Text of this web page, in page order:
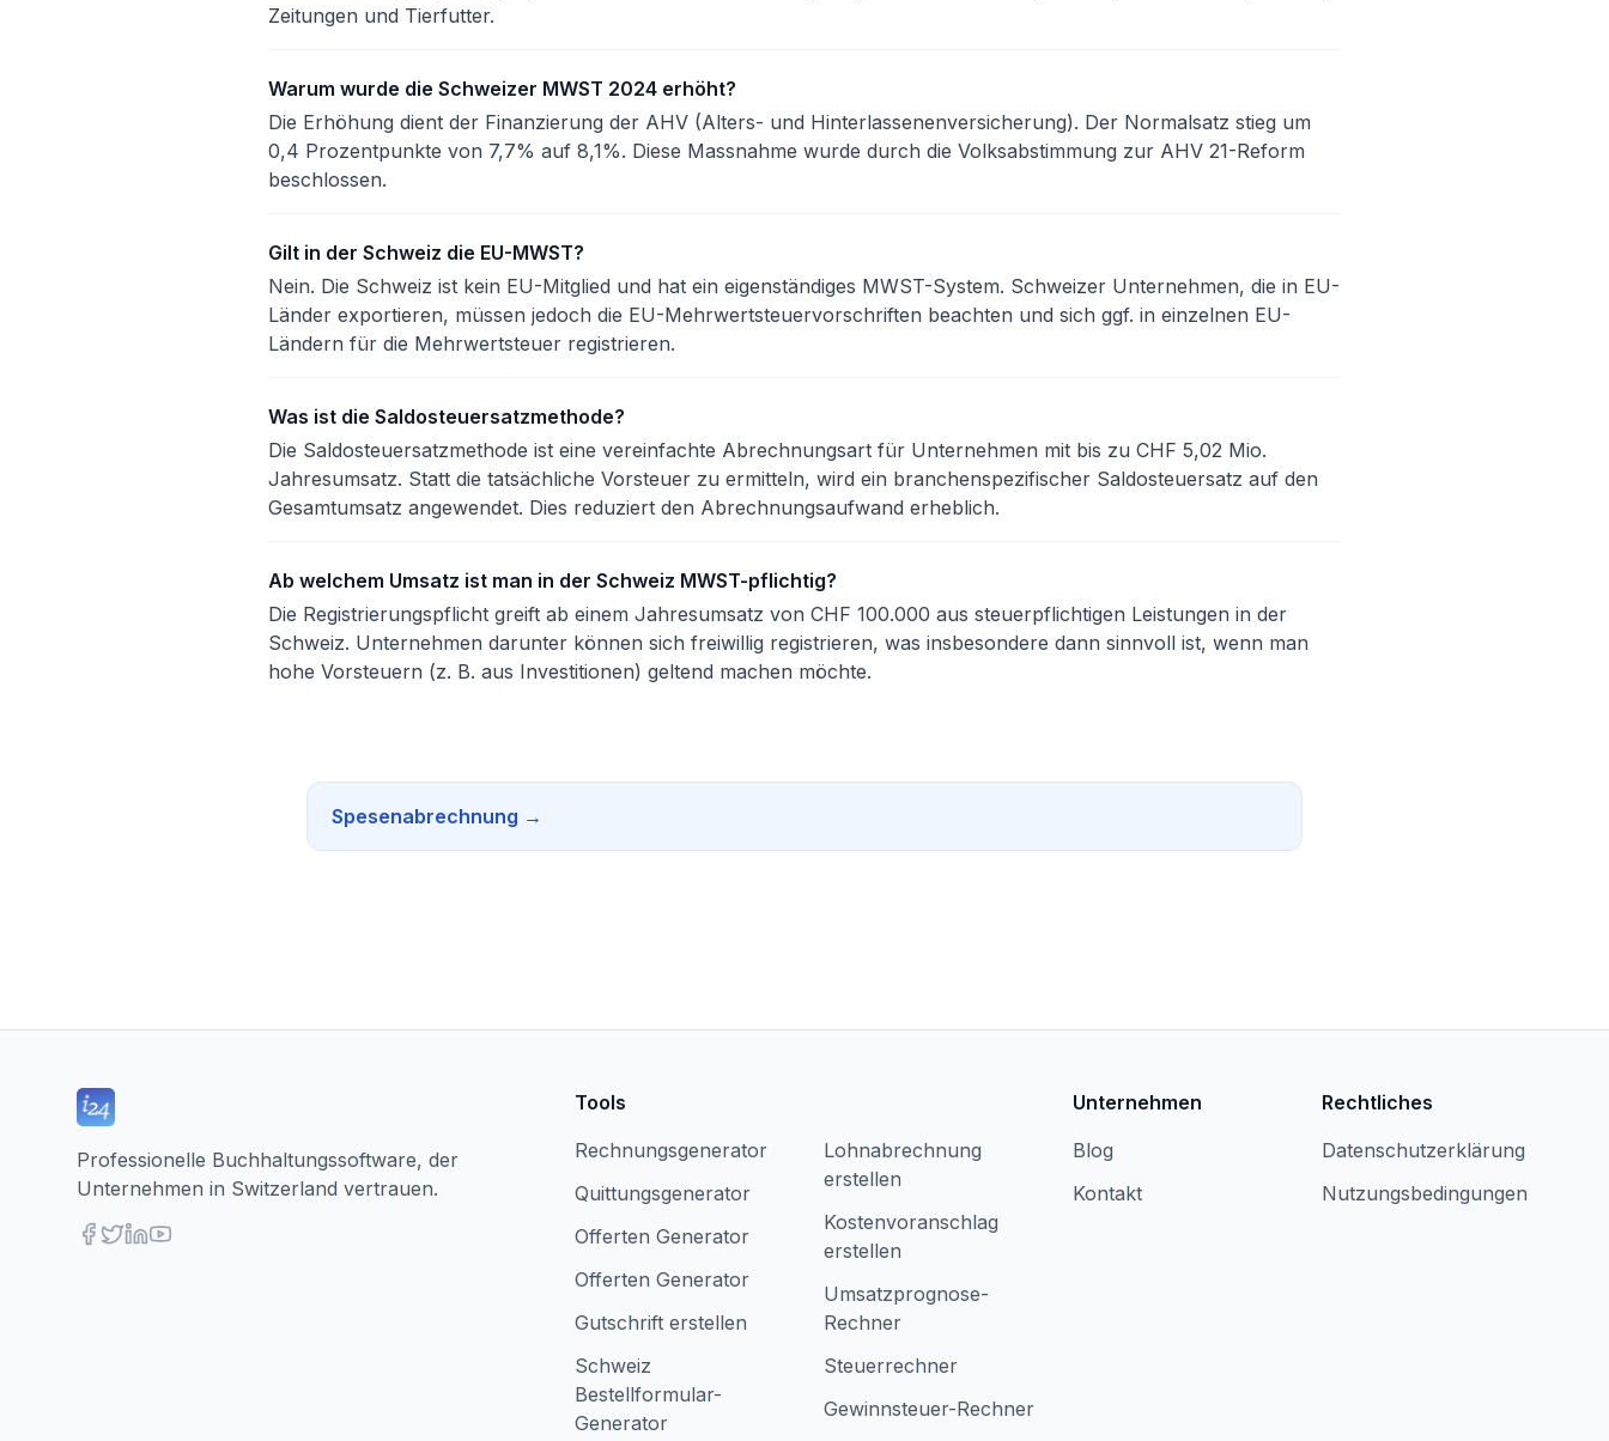
Zeitungen und Tierfutter.
Warum wurde die Schweizer MWST 2024 erhöht?
Die Erhöhung dient der Finanzierung der AHV (Alters- und Hinterlassenenversicherung). Der Normalsatz stieg um
0,4 Prozentpunkte von 7,7% auf 8,1%. Diese Massnahme wurde durch die Volksabstimmung zur AHV 21-Reform
beschlossen.
Gilt in der Schweiz die EU-MWST?
Nein. Die Schweiz ist kein EU-Mitglied und hat ein eigenständiges MWST-System. Schweizer Unternehmen, die in EU-
Länder exportieren, müssen jedoch die EU-Mehrwertsteuervorschriften beachten und sich ggf. in einzelnen EU-
Ländern für die Mehrwertsteuer registrieren.
Was ist die Saldosteuersatzmethode?
Die Saldosteuersatzmethode ist eine vereinfachte Abrechnungsart für Unternehmen mit bis zu CHF 5,02 Mio.
Jahresumsatz. Statt die tatsächliche Vorsteuer zu ermitteln, wird ein branchenspezifischer Saldosteuersatz auf den
Gesamtumsatz angewendet. Dies reduziert den Abrechnungsaufwand erheblich.
Ab welchem Umsatz ist man in der Schweiz MWST-pflichtig?
Die Registrierungspflicht greift ab einem Jahresumsatz von CHF 100.000 aus steuerpflichtigen Leistungen in der
Schweiz. Unternehmen darunter können sich freiwillig registrieren, was insbesondere dann sinnvoll ist, wenn man
hohe Vorsteuern (z. B. aus Investitionen) geltend machen möchte.
Spesenabrechnung →
Professionelle Buchhaltungssoftware, der
Unternehmen in Switzerland vertrauen.
Tools
Rechnungsgenerator
Quittungsgenerator
Offerten Generator
Offerten Generator
Gutschrift erstellen
Schweiz
Bestellformular-
Generator
Lohnabrechnung
erstellen
Kostenvoranschlag
erstellen
Umsatzprognose-
Rechner
Steuerrechner
Gewinnsteuer-Rechner
Unternehmen
Blog
Kontakt
Rechtliches
Datenschutzerklärung
Nutzungsbedingungen